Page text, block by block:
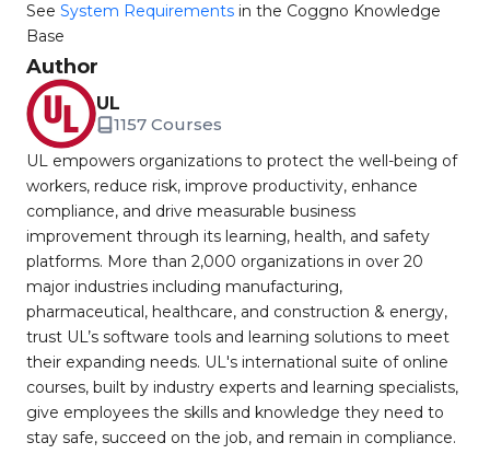
See System Requirements in the Coggno Knowledge
Base
Author
UL
1157 Courses
UL empowers organizations to protect the well-being of
workers, reduce risk, improve productivity, enhance
compliance, and drive measurable business
improvement through its learning, health, and safety
platforms. More than 2,000 organizations in over 20
major industries including manufacturing,
pharmaceutical, healthcare, and construction & energy,
trust UL’s software tools and learning solutions to meet
their expanding needs. UL's international suite of online
courses, built by industry experts and learning specialists,
give employees the skills and knowledge they need to
stay safe, succeed on the job, and remain in compliance.